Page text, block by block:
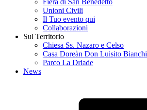
Unioni Civili
Il Tuo evento qui
Collaborazioni
Sul Territorio
Chiesa Ss. Nazaro e Celso
Casa Doreàn Don Luisito Bianchi
Parco La Driade
News